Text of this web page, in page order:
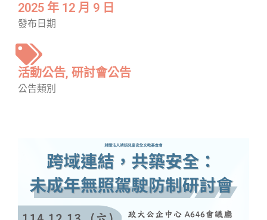
2025 年 12 月 9 日
發布日期
活動公告, 研討會公告
公告類別